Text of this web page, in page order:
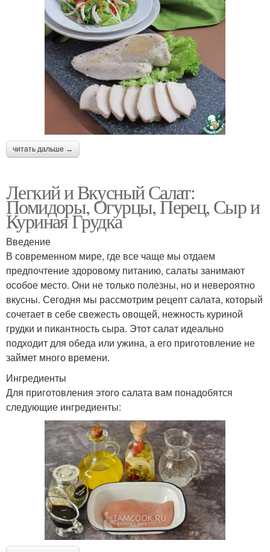
читать дальше →
Легкий и Вкусный Салат:
Помидоры, Огурцы, Перец, Сыр и
Куриная Грудка
Введение
В современном мире, где все чаще мы отдаем
предпочтение здоровому питанию, салаты занимают
особое место. Они не только полезны, но и невероятно
вкусны. Сегодня мы рассмотрим рецепт салата, который
сочетает в себе свежесть овощей, нежность куриной
грудки и пикантность сыра. Этот салат идеально
подходит для обеда или ужина, а его приготовление не
займет много времени.
Ингредиенты
Для приготовления этого салата вам понадобятся
следующие ингредиенты: